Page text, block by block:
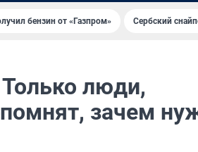
бензин от «Газпром» Сербский
люди,
зачем